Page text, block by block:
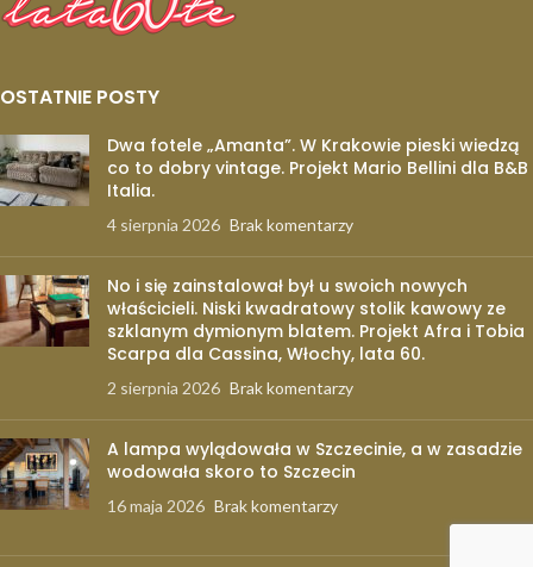
OSTATNIE POSTY
Dwa fotele „Amanta”. W Krakowie pieski wiedzą
co to dobry vintage. Projekt Mario Bellini dla B&B
Italia.
4 sierpnia 2026 Brak komentarzy
No i się zainstalował był u swoich nowych
właścicieli. Niski kwadratowy stolik kawowy ze
szklanym dymionym blatem. Projekt Afra i Tobia
Scarpa dla Cassina, Włochy, lata 60.
2 sierpnia 2026 Brak komentarzy
A lampa wylądowała w Szczecinie, a w zasadzie
wodowała skoro to Szczecin
16 maja 2026 Brak komentarzy